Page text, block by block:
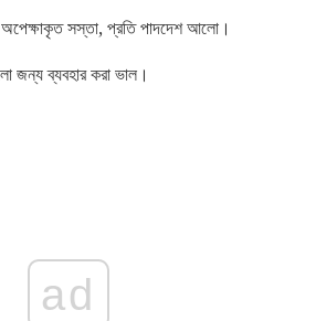
সস্তা, প্রতি পাদদেশ আলো।
ব্যবহার করা ভাল।
ad